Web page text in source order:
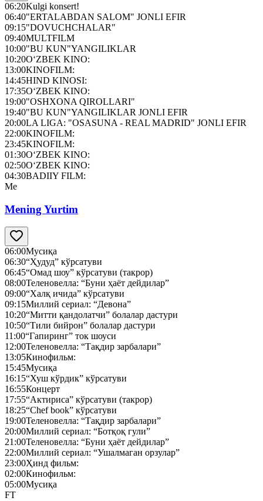
06:20Kulgi konsert!
06:40"ERTALABDAN SALOM" JONLI EFIR
09:15"DOVUCHCHALAR"
09:40MULTFILM
10:00"BU KUN"YANGILIKLAR
10:20O‘ZBEK KINO:
13:00KINOFILM:
14:45HIND KINOSI:
17:35O‘ZBEK KINO:
19:00"OSHXONA QIROLLARI"
19:40"BU KUN"YANGILIKLAR JONLI EFIR
20:00LA LIGA: "OSASUNA - REAL MADRID" JONLI EFIR
22:00KINOFILM:
23:45KINOFILM:
01:30O‘ZBEK KINO:
02:50O‘ZBEK KINO:
04:30BADIIY FILM:
Me
Mening Yurtim
06:00Мусиқа
06:30“Ҳудуд” кўрсатуви
06:45“Омад шоу” кўрсатуви (такрор)
08:00Теленовелла: “Буни ҳаёт дейдилар”
09:00“Халқ ичида” кўрсатуви
09:15Миллий сериал: “Девона”
10:20“Митти қандолатчи” болалар дастури
10:50“Тили бийрон” болалар дастури
11:00“Гапиринг” ток шоуси
12:00Теленовелла: “Тақдир зарбалари”
13:05Кинофильм:
15:45Мусиқа
16:15“Хуш кўрдик” кўрсатуви
16:55Концерт
17:55“Актириса” кўрсатуви (такрор)
18:25“Chef book” кўрсатуви
19:00Теленовелла: “Тақдир зарбалари”
20:00Миллий сериал: “Ботқоқ гули”
21:00Теленовелла: “Буни ҳаёт дейдилар”
22:00Миллий сериал: “Ушалмаган орзулар”
23:00Ҳинд фильм:
02:00Кинофильм:
05:00Мусиқа
FT